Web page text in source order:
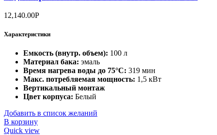
12,140.00Р
Характеристики
Емкость (внутр. объем): 100 л
Материал бака: эмаль
Время нагрева воды до 75°С: 319 мин
Макс. потребляемая мощность: 1,5 кВт
Вертикальный монтаж
Цвет корпуса: Белый
Добавить в список желаний
В корзину
Quick view